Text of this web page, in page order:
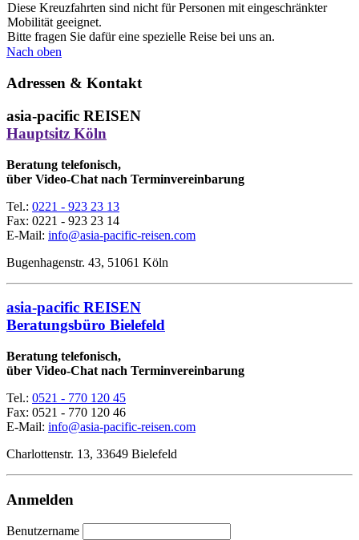
Diese Kreuzfahrten sind nicht für Personen mit eingeschränkter
Mobilität geeignet.
Bitte fragen Sie dafür eine spezielle Reise bei uns an.
Nach oben
Adressen & Kontakt
asia-pacific REISEN
Hauptsitz Köln
Beratung telefonisch,
über Video-Chat nach Terminvereinbarung
Tel.: 0221 - 923 23 13
Fax: 0221 - 923 23 14
E-Mail: info@asia-pacific-reisen.com
Bugenhagenstr. 43, 51061 Köln
asia-pacific REISEN
Beratungsbüro Bielefeld
Beratung telefonisch,
über Video-Chat nach Terminvereinbarung
Tel.: 0521 - 770 120 45
Fax: 0521 - 770 120 46
E-Mail: info@asia-pacific-reisen.com
Charlottenstr. 13, 33649 Bielefeld
Anmelden
Benutzername